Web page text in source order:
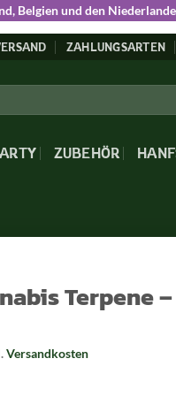
Belgien und den
ZAHLUNGSARTEN
ZUBEHÖR
Terpene
Versandkosten